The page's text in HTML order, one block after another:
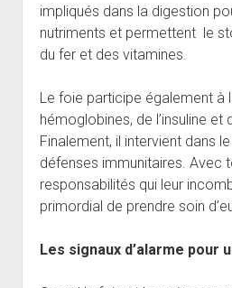
impliqués dans la digestion
nutriments et permettent le
du fer et des vitamines.
Le foie participe également à
hémoglobines, de l’insuline et
Finalement, il intervient dans
défenses immunitaires. Avec
responsabilités qui leur
primordial de prendre soin
Les signaux d’alarme pour